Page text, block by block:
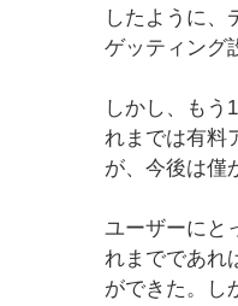
したように、
ゲッティング
しかし、もう
れまでは有料
が、今後は僅
ユーザーにと
れまでであれ
ができた。し